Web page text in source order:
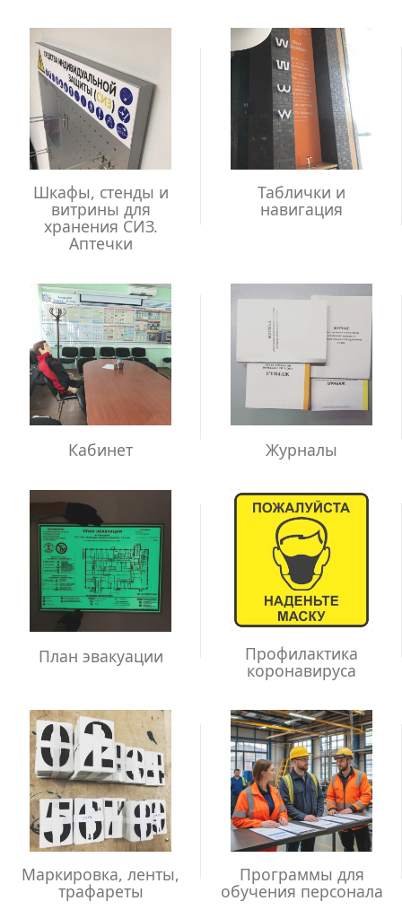
Шкафы, стенды и
витрины для
хранения СИЗ.
Аптечки
Таблички и
навигация
Кабинет Журналы
План эвакуации Профилактика
коронавируса
Маркировка, ленты,
трафареты
Программы для
обучения персонала